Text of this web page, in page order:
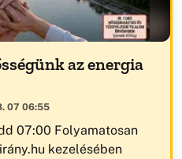
az energia
07 06:55
07:00 Folyamatosan
kezelésében